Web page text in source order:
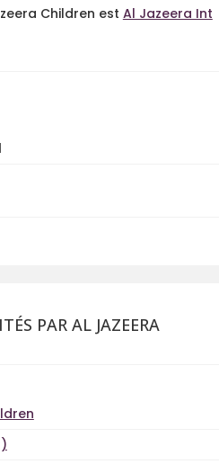
Children est Al Jazeera Int
PAR AL JAZEERA